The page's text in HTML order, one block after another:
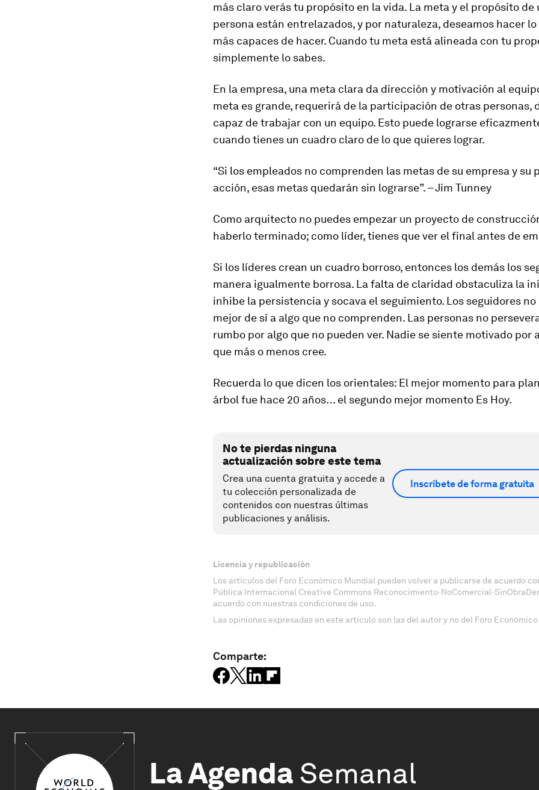
más claro verás tu propósito en la vida. La meta y el propósito de
persona están entrelazados, y por naturaleza, deseamos hacer lo
más capaces de hacer. Cuando tu meta está alineada con tu
simplemente lo sabes.
En la empresa, una meta clara da dirección y motivación al
meta es grande, requerirá de la participación de otras personas,
capaz de trabajar con un equipo. Esto puede lograrse
cuando tienes un cuadro claro de lo que quieres lograr.
“Si los empleados no comprenden las metas de su empresa y su
acción, esas metas quedarán sin lograrse”. – Jim Tunney
Como arquitecto no puedes empezar un proyecto de
haberlo terminado; como líder, tienes que ver el final antes de
Si los líderes crean un cuadro borroso, entonces los demás los
manera igualmente borrosa. La falta de claridad obstaculiza la
inhibe la persistencia y socava el seguimiento. Los seguidores
mejor de sí a algo que no comprenden. Las personas no
rumbo por algo que no pueden ver. Nadie se siente motivado por
que más o menos cree.
Recuerda lo que dicen los orientales: El mejor momento para
árbol fue hace 20 años… el segundo mejor momento Es Hoy.
No te pierdas ninguna
actualización sobre este tema
Crea una cuenta gratuita y accede a
tu colección personalizada de
contenidos con nuestras últimas
publicaciones y análisis.
Inscríbete de forma gratuita
Licencia y republicación
Los artículos del Foro Económico Mundial pueden volver a publicarse de acuerdo
Pública Internacional Creative Commons Reconocimiento-NoComercial-
acuerdo con nuestras condiciones de uso.
Las opiniones expresadas en este artículo son las del autor y no del Foro
Comparte:
La Agenda Semanal